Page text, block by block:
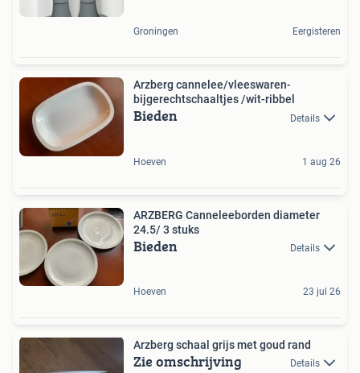
Groningen Eergisteren
Arzberg cannelee/vleeswaren-
bijgerechtschaaltjes /wit-ribbel
Bieden Details
Hoeven 1 aug 26
ARZBERG Canneleeborden diameter
24.5/ 3 stuks
Bieden Details
Hoeven 23 jul 26
Arzberg schaal grijs met goud rand
Zie omschrijving Details